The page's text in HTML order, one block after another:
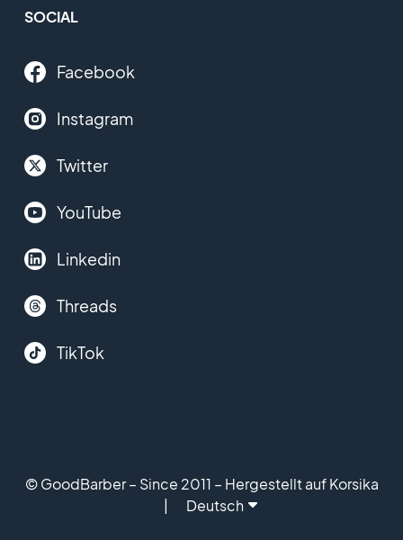
SOCIAL
Facebook
Instagram
Twitter
YouTube
Linkedin
Threads
TikTok
© GoodBarber – Since 2011 – Hergestellt auf Korsika
Deutsch